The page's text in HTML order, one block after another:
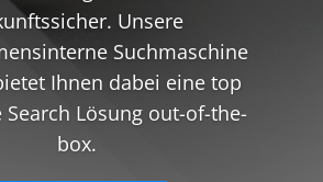
Unsere
Suchmaschine
Ihnen dabei eine top
Search Lösung out-of-the-
box.